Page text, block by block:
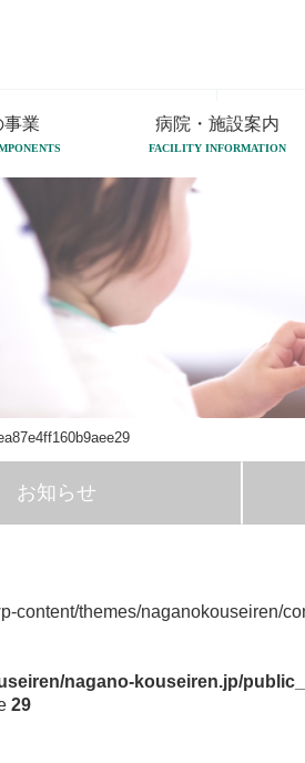
事業 病院・施設案内
FACILITY INFORMATION
お知らせ
content/themes/naganokouseiren/
nagano-kouseiren.jp/
29